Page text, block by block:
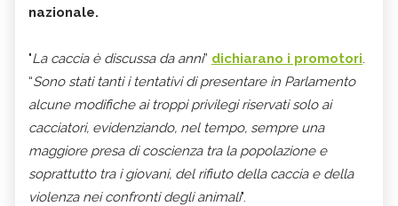
nazionale.
"La caccia è discussa da anni” dichiarano i promotori.
“Sono stati tanti i tentativi di presentare in Parlamento
alcune modifiche ai troppi privilegi riservati solo ai
cacciatori, evidenziando, nel tempo, sempre una
maggiore presa di coscienza tra la popolazione e
soprattutto tra i giovani, del rifiuto della caccia e della
violenza nei confronti degli animali".